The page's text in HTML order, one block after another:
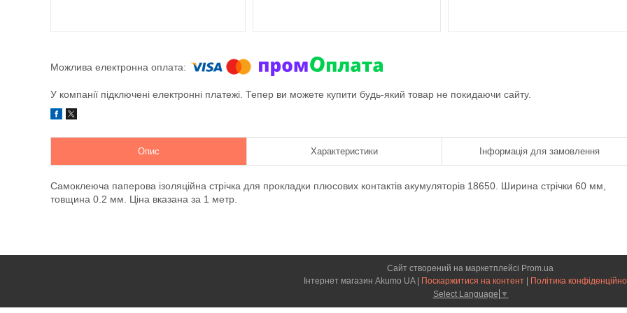
У компанії підключені електронні платежі. Тепер ви можете купити будь-який товар не покидаючи сайту.
Опис Характеристики Інформація для замовлення
Самоклеюча паперова ізоляційна стрічка для прокладки плюсових контактів акумуляторів 18650. Ширина стрічки 60 мм,
товщина 0.2 мм. Ціна вказана за 1 метр.
Сайт створений на маркетплейсі Prom.ua
Поскаржитися на контент
Політика
Select Language ▼